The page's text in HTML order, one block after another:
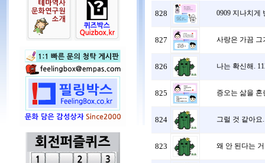
828 0909 지나치게
827 사랑은 가끔 그
826 나는 확신해.
825 증오는 삶을 혼
824 그럴 것 같아요
823 왜 안 된다는 거